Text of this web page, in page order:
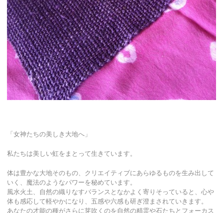
「女神たちの美しき大地へ」
私たちは美しい虹をまとって生きています。
体は豊かな大地そのもの、クリエイティブにあらゆるものを生み出して
いく、魔法のようなパワーを秘めています。
風水火土、自然の織りなすバランスとなかよく寄りそっていると、心や
体も感応して軽やかになり、五感や六感も研ぎ澄まされていきます。
あなたの才能の種がさらに芽吹くのを自然の精霊や石たちとフォーカス